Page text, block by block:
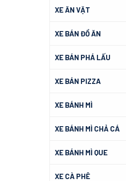
XE ĂN VẶT
XE BÁN ĐỒ ĂN
XE BÁN PHÁ LẤU
XE BÁN PIZZA
XE BÁNH MÌ
XE BÁNH MÌ CHẢ CÁ
XE BÁNH MÌ QUE
XE CÀ PHÊ